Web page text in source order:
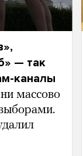
— так
каналы
массово